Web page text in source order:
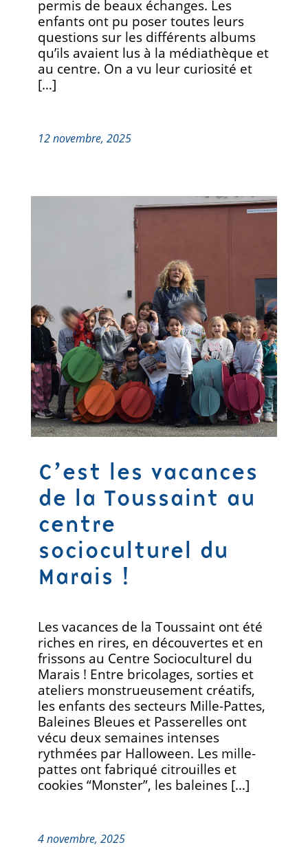
permis de beaux échanges. Les
enfants ont pu poser toutes leurs
questions sur les différents albums
qu’ils avaient lus à la médiathèque et
au centre. On a vu leur curiosité et
[…]
12 novembre, 2025
C’est les vacances
de la Toussaint au
centre
socioculturel du
Marais !
Les vacances de la Toussaint ont été
riches en rires, en découvertes et en
frissons au Centre Socioculturel du
Marais ! Entre bricolages, sorties et
ateliers monstrueusement créatifs,
les enfants des secteurs Mille-Pattes,
Baleines Bleues et Passerelles ont
vécu deux semaines intenses
rythmées par Halloween. Les mille-
pattes ont fabriqué citrouilles et
cookies “Monster”, les baleines […]
4 novembre, 2025